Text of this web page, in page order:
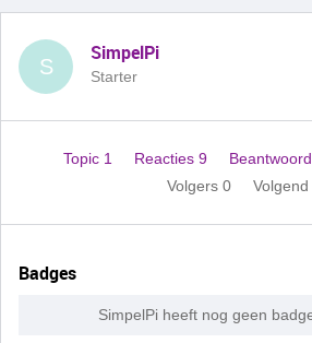
S
SimpelPi
Starter
Topic 1 Reacties 9
Volgers 0 Volgend
Badges
SimpelPi heeft nog geen